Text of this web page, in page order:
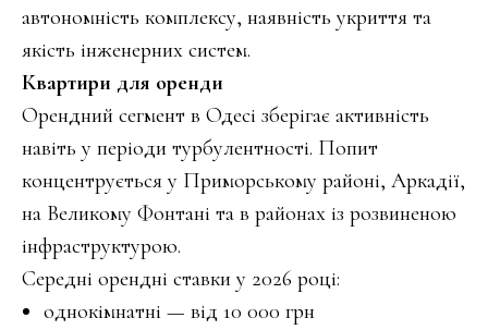
автономність комплексу, наявність укриття та
якість інженерних систем.
Квартири для оренди
Орендний сегмент в Одесі зберігає активність
навіть у періоди турбулентності. Попит
концентрується у Приморському районі, Аркадії,
на Великому Фонтані та в районах із розвиненою
інфраструктурою.
Середні орендні ставки у 2026 році:
однокімнатні — від 10 000 грн